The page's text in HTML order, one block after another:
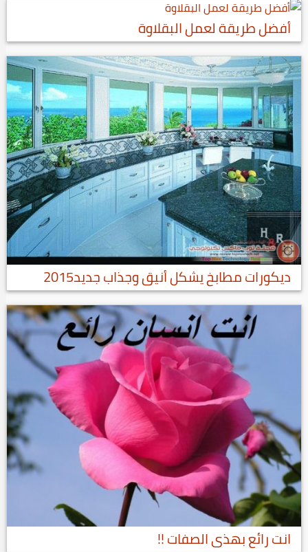
أفضل طريقة لعمل البقلاوة
ديكورات مطابخ يشكل أنيق وجذاب جديد2015
انت رائع بهذى الصفات !!